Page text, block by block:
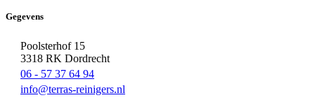
Gegevens
Poolsterhof 15
3318 RK Dordrecht
06 - 57 37 64 94
info@terras-reinigers.nl